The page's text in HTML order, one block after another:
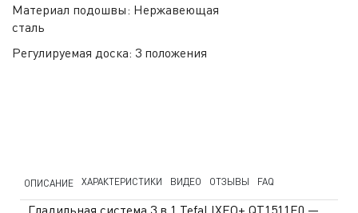
Материал подошвы: Нержавеющая
сталь
Регулируемая доска: 3 положения
ОПИСАНИЕ ХАРАКТЕРИСТИКИ ВИДЕО ОТЗЫВЫ FAQ